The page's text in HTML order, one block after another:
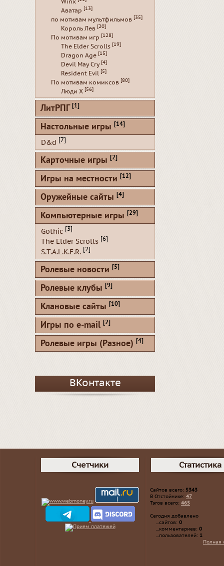
Winx
Аватар [13]
по мотивам мультфильмов [35]
Король Лев [20]
По мотивам игр [128]
The Elder Scrolls [19]
Dragon Age [15]
Devil May Cry [4]
Resident Evil [5]
По мотивам комиксов [80]
Люди Х [56]
ЛитРПГ [1]
Настольные игры [14]
D&d [7]
Карточные игры [2]
Игры на местности [12]
Оружейные сайты [4]
Компьютерные игры [29]
Gothic [3]
The Elder Scrolls [6]
S.T.A.L.K.E.R. [2]
Ролевые новости [5]
Ролевые клубы [9]
Клановые сайты [10]
Игры по e-mail [2]
Ролевые игры (Разное) [4]
ВКонтакте
Счетчики Статистика
Сайтов всего: 5343
В Отстойнике: 47
Тэгов всего: 465
Сегодня добавлено
...сайтов: 0
...комментариев: 0
...пользователей: 1
Полная